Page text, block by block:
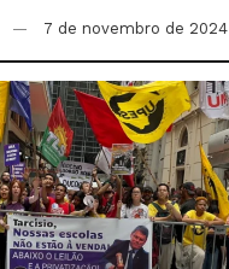
7 de novembro de 2024